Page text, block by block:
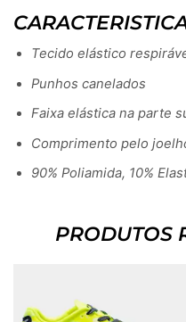
Tecido elástico
Punhos canelados
Faixa elástica na parte
Comprimento pelo
90% Poliamida, 10%
PRODUTOS